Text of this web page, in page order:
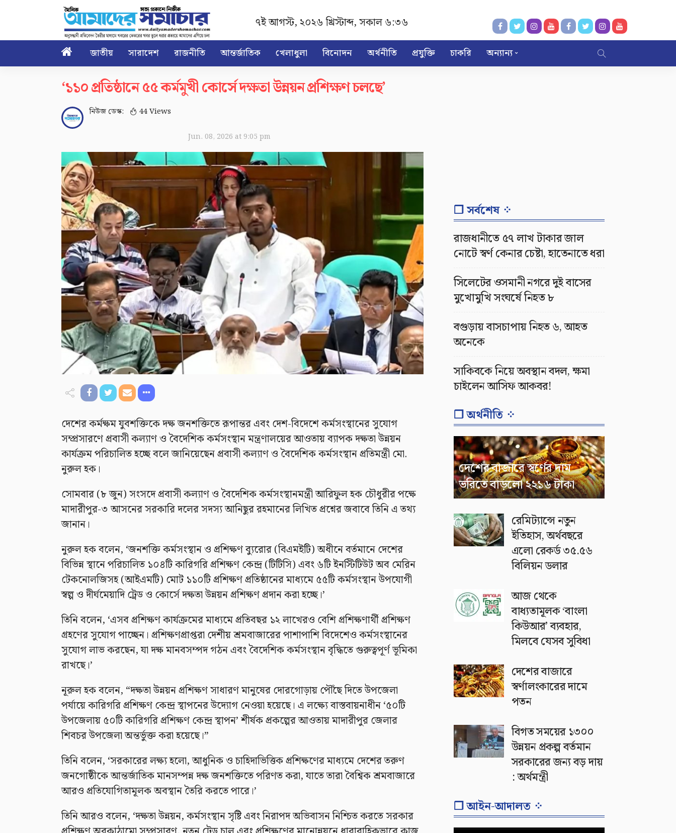
৭ই আগস্ট, ২০২৬ খ্রিস্টাব্দ,সকাল ৬:৩৬
 জাতীয় সারাদেশ রাজনীতি আন্তর্জাতিক খেলাধুলা বিনোদন অর্থনীতি প্রযুক্তি চাকরি অন্যান্য
‘১১০ প্রতিষ্ঠানে ৫৫ কর্মমুখী কোর্সে দক্ষতা উন্নয়ন প্রশিক্ষণ চলছে’
নিউজ ডেস্ক: 44 Views
Jun. 08, 2026 at 9:05 pm
দেশের কর্মক্ষম যুবশক্তিকে দক্ষ জনশক্তিতে রূপান্তর এবং দেশ-বিদেশে কর্মসংস্থানের সুযোগ
সম্প্রসারণে প্রবাসী কল্যাণ ও বৈদেশিক কর্মসংস্থান মন্ত্রণালয়ের আওতায় ব্যাপক দক্ষতা উন্নয়ন
কার্যক্রম পরিচালিত হচ্ছে বলে জানিয়েছেন প্রবাসী কল্যাণ ও বৈদেশিক কর্মসংস্থান প্রতিমন্ত্রী মো.
নুরুল হক।
সোমবার (৮ জুন) সংসদে প্রবাসী কল্যাণ ও বৈদেশিক কর্মসংস্থানমন্ত্রী আরিফুল হক চৌধুরীর পক্ষে
মাদারীপুর-৩ আসনের সরকারি দলের সদস্য আনিছুর রহমানের লিখিত প্রশ্নের জবাবে তিনি এ তথ্য
জানান।
নুরুল হক বলেন, ‘জনশক্তি কর্মসংস্থান ও প্রশিক্ষণ ব্যুরোর (বিএমইটি) অধীনে বর্তমানে দেশের
বিভিন্ন স্থানে পরিচালিত ১০৪টি কারিগরি প্রশিক্ষণ কেন্দ্র (টিটিসি) এবং ৬টি ইনস্টিটিউট অব মেরিন
টেকনোলজিসহ (আইএমটি) মোট ১১০টি প্রশিক্ষণ প্রতিষ্ঠানের মাধ্যমে ৫৫টি কর্মসংস্থান উপযোগী
স্বল্প ও দীর্ঘমেয়াদি ট্রেড ও কোর্সে দক্ষতা উন্নয়ন প্রশিক্ষণ প্রদান করা হচ্ছে।’
তিনি বলেন, ‘এসব প্রশিক্ষণ কার্যক্রমের মাধ্যমে প্রতিবছর ১২ লাখেরও বেশি প্রশিক্ষণার্থী প্রশিক্ষণ
গ্রহণের সুযোগ পাচ্ছেন। প্রশিক্ষণপ্রাপ্তরা দেশীয় শ্রমবাজারের পাশাপাশি বিদেশেও কর্মসংস্থানের
সুযোগ লাভ করছেন, যা দক্ষ মানবসম্পদ গঠন এবং বৈদেশিক কর্মসংস্থান বৃদ্ধিতে গুরুত্বপূর্ণ ভূমিকা
রাখছে।’
নূরুল হক বলেন, “দক্ষতা উন্নয়ন প্রশিক্ষণ সাধারণ মানুষের দোরগোড়ায় পৌঁছে দিতে উপজেলা
পর্যায়ে কারিগরি প্রশিক্ষণ কেন্দ্র স্থাপনের উদ্যোগ নেওয়া হয়েছে। এ লক্ষ্যে বাস্তবায়নাধীন ‘৫০টি
উপজেলায় ৫০টি কারিগরি প্রশিক্ষণ কেন্দ্র স্থাপন’ শীর্ষক প্রকল্পের আওতায় মাদারীপুর জেলার
শিবচর উপজেলা অন্তর্ভুক্ত করা হয়েছে।”
তিনি বলেন, ‘সরকারের লক্ষ্য হলো, আধুনিক ও চাহিদাভিত্তিক প্রশিক্ষণের মাধ্যমে দেশের তরুণ
জনগোষ্ঠীকে আন্তর্জাতিক মানসম্পন্ন দক্ষ জনশক্তিতে পরিণত করা, যাতে তারা বৈশ্বিক শ্রমবাজারে
আরও প্রতিযোগিতামূলক অবস্থান তৈরি করতে পারে।’
তিনি আরও বলেন, ‘দক্ষতা উন্নয়ন, কর্মসংস্থান সৃষ্টি এবং নিরাপদ অভিবাসন নিশ্চিত করতে সরকার
❐ সর্বশেষ ⁘
রাজধানীতে ৫৭ লাখ টাকার জাল
নোটে স্বর্ণ কেনার চেষ্টা, হাতেনাতে ধরা
সিলেটের ওসমানী নগরে দুই বাসের
মুখোমুখি সংঘর্ষে নিহত ৮
বগুড়ায় বাসচাপায় নিহত ৬, আহত
অনেকে
সাকিবকে নিয়ে অবস্থান বদল, ক্ষমা
চাইলেন আসিফ আকবর!
❐ অর্থনীতি ⁘
দেশের বাজারে স্বর্ণের দাম
ভরিতে বাড়লো ২২১৬ টাকা
রেমিট্যান্সে নতুন
ইতিহাস, অর্থবছরে
এলো রেকর্ড ৩৫.৫৬
বিলিয়ন ডলার
আজ থেকে
বাধ্যতামূলক ‘বাংলা
কিউআর’ ব্যবহার,
মিলবে যেসব সুবিধা
দেশের বাজারে
স্বর্ণালংকারের দামে
পতন
বিগত সময়ের ১৩০০
উন্নয়ন প্রকল্প বর্তমান
সরকারের জন্য বড় দায়
: অর্থমন্ত্রী
❐ আইন-আদালত ⁘